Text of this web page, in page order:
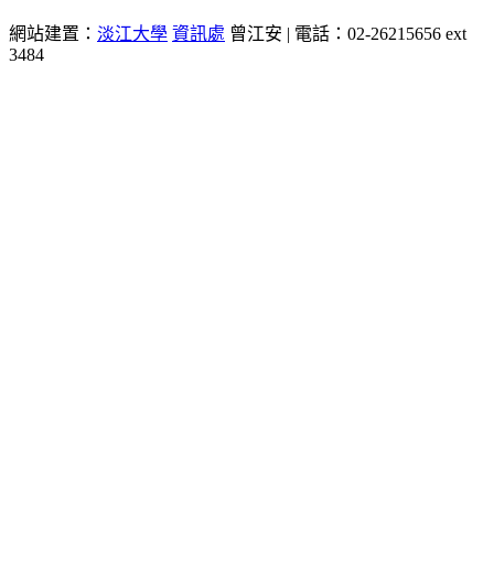
網站建置： 淡江大學 資訊處 曾江安 | 電話：02-26215656 ext
3484